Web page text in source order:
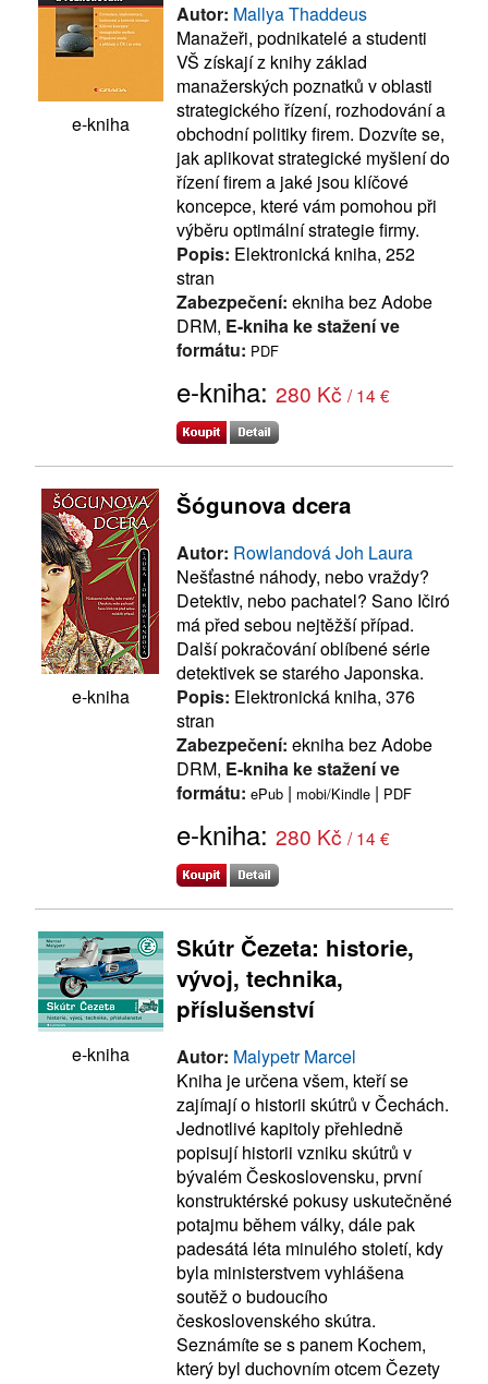
e-kniha
Autor: Mallya Thaddeus
Manažeři, podnikatelé a studenti
VŠ získají z knihy základ
manažerských poznatků v oblasti
strategického řízení, rozhodování a
obchodní politiky firem. Dozvíte se,
jak aplikovat strategické myšlení do
řízení firem a jaké jsou klíčové
koncepce, které vám pomohou při
výběru optimální strategie firmy.
Popis: Elektronická kniha, 252
stran
Zabezpečení: ekniha bez Adobe
DRM, E-kniha ke stažení ve
formátu: PDF
e-kniha: 280 Kč / 14 €
e-kniha
Šógunova dcera
Autor: Rowlandová Joh Laura
Nešťastné náhody, nebo vraždy?
Detektiv, nebo pachatel? Sano Ičiró
má před sebou nejtěžší případ.
Další pokračování oblíbené série
detektivek se starého Japonska.
Popis: Elektronická kniha, 376
stran
Zabezpečení: ekniha bez Adobe
DRM, E-kniha ke stažení ve
formátu: ePub | mobi/Kindle | PDF
e-kniha: 280 Kč / 14 €
e-kniha
Skútr Čezeta: historie,
vývoj, technika,
příslušenství
Autor: Malypetr Marcel
Kniha je určena všem, kteří se
zajímají o historii skútrů v Čechách.
Jednotlivé kapitoly přehledně
popisují historii vzniku skútrů v
bývalém Československu, první
konstruktérské pokusy uskutečněné
potajmu během války, dále pak
padesátá léta minulého století, kdy
byla ministerstvem vyhlášena
soutěž o budoucího
československého skútra.
Seznámíte se s panem Kochem,
který byl duchovním otcem Čezety